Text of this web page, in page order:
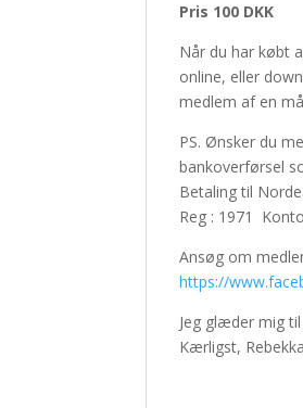
Pris 100 DKK
Når du har købt
online, eller
medlem af en
PS. Ønsker du
bankoverførsel
Betaling til
Reg : 1971
Ansøg om
https://
Jeg glæder mig
Kærligst, Rebekka